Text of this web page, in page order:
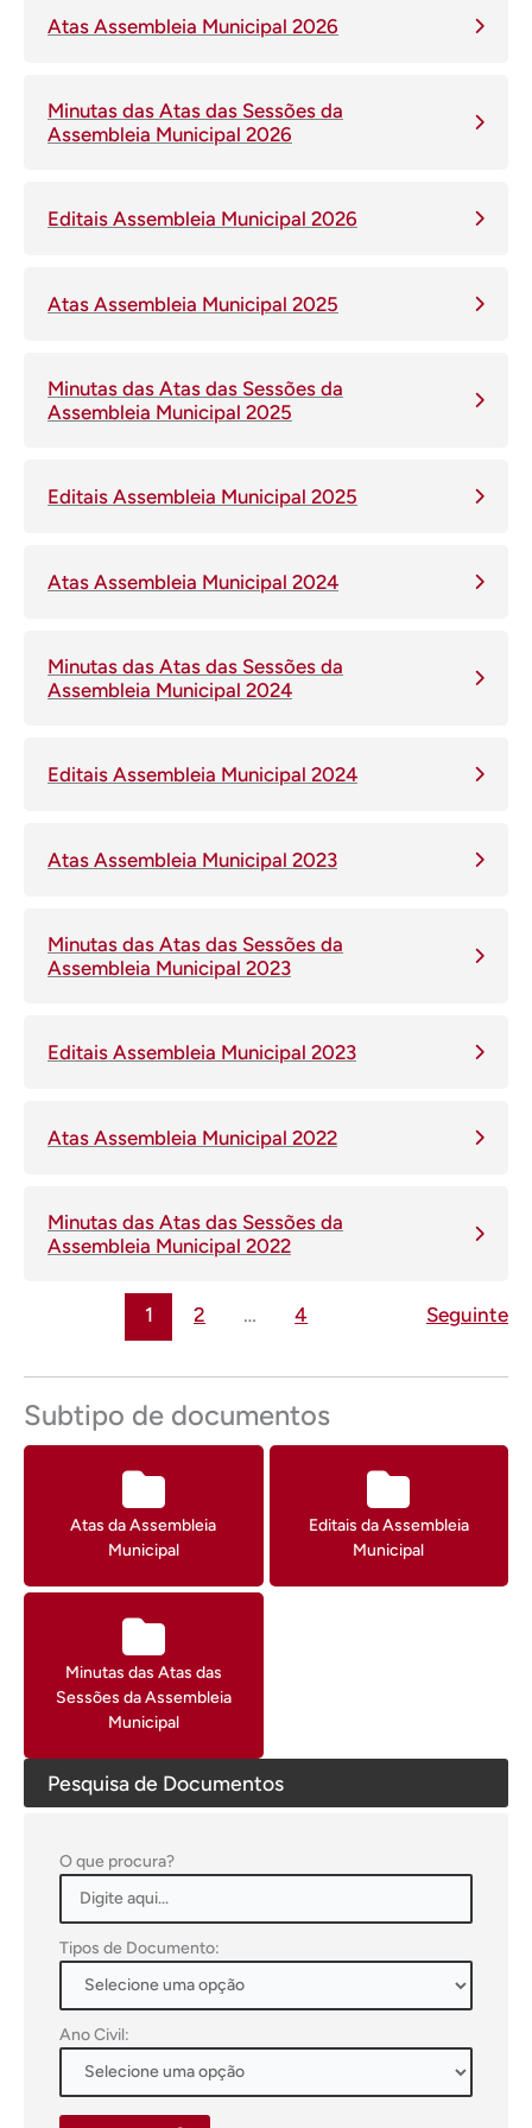
Pesquisa de Documentos
O que procura?
Tipos de Documento:
Ano Civil:
Atas Assembleia Municipal 2026
Minutas das Atas das Sessões da
Assembleia Municipal 2026
Editais Assembleia Municipal 2026
Atas Assembleia Municipal 2025
Minutas das Atas das Sessões da
Assembleia Municipal 2025
Editais Assembleia Municipal 2025
Atas Assembleia Municipal 2024
Minutas das Atas das Sessões da
Assembleia Municipal 2024
Editais Assembleia Municipal 2024
Atas Assembleia Municipal 2023
Minutas das Atas das Sessões da
Assembleia Municipal 2023
Editais Assembleia Municipal 2023
Atas Assembleia Municipal 2022
Minutas das Atas das Sessões da
Assembleia Municipal 2022
Página
1 Página
2 … Página
4 Seguinte
Subtipo de documentos
Atas da Assembleia
Municipal
Editais da Assembleia
Municipal
Minutas das Atas das
Sessões da Assembleia
Municipal